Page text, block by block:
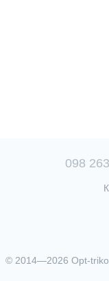
098
© 2014—2026 Opt-